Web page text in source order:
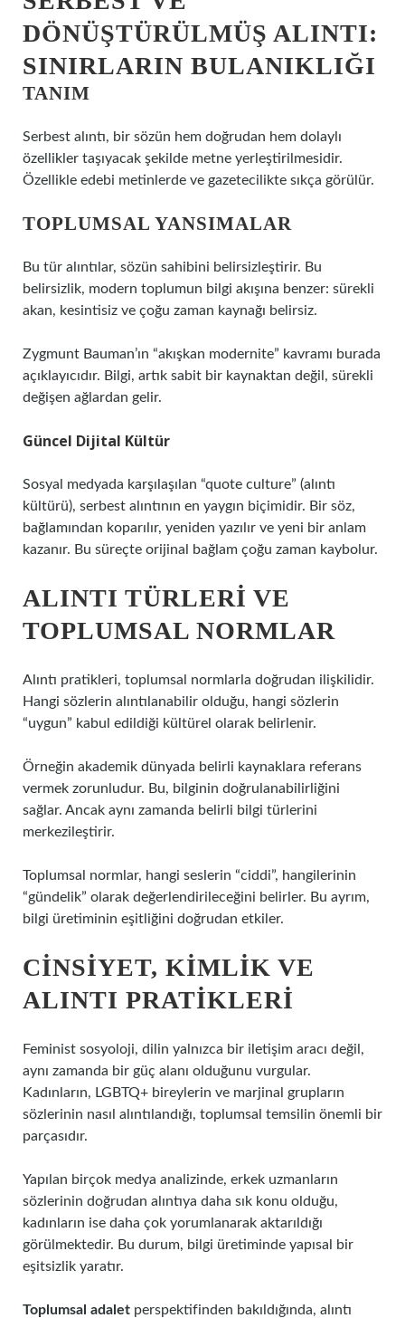
DÖNÜŞTÜRÜLMÜŞ ALINTI:
SINIRLARIN BULANIKLIĞI
TANIM
Serbest alıntı, bir sözün hem doğrudan hem dolaylı
özellikler taşıyacak şekilde metne yerleştirilmesidir.
Özellikle edebi metinlerde ve gazetecilikte sıkça görülür.
TOPLUMSAL YANSIMALAR
Bu tür alıntılar, sözün sahibini belirsizleştirir. Bu
belirsizlik, modern toplumun bilgi akışına benzer: sürekli
akan, kesintisiz ve çoğu zaman kaynağı belirsiz.
Zygmunt Bauman’ın “akışkan modernite” kavramı burada
açıklayıcıdır. Bilgi, artık sabit bir kaynaktan değil, sürekli
değişen ağlardan gelir.
Güncel Dijital Kültür
Sosyal medyada karşılaşılan “quote culture” (alıntı
kültürü), serbest alıntının en yaygın biçimidir. Bir söz,
bağlamından koparılır, yeniden yazılır ve yeni bir anlam
kazanır. Bu süreçte orijinal bağlam çoğu zaman kaybolur.
ALINTI TÜRLERI VE
TOPLUMSAL NORMLAR
Alıntı pratikleri, toplumsal normlarla doğrudan ilişkilidir.
Hangi sözlerin alıntılanabilir olduğu, hangi sözlerin
“uygun” kabul edildiği kültürel olarak belirlenir.
Örneğin akademik dünyada belirli kaynaklara referans
vermek zorunludur. Bu, bilginin doğrulanabilirliğini
sağlar. Ancak aynı zamanda belirli bilgi türlerini
merkezileştirir.
Toplumsal normlar, hangi seslerin “ciddi”, hangilerinin
“gündelik” olarak değerlendirileceğini belirler. Bu ayrım,
bilgi üretiminin eşitliğini doğrudan etkiler.
CINSIYET, KIMLIK VE
ALINTI PRATIKLERI
Feminist sosyoloji, dilin yalnızca bir iletişim aracı değil,
aynı zamanda bir güç alanı olduğunu vurgular.
Kadınların, LGBTQ+ bireylerin ve marjinal grupların
sözlerinin nasıl alıntılandığı, toplumsal temsilin önemli bir
parçasıdır.
Yapılan birçok medya analizinde, erkek uzmanların
sözlerinin doğrudan alıntıya daha sık konu olduğu,
kadınların ise daha çok yorumlanarak aktarıldığı
görülmektedir. Bu durum, bilgi üretiminde yapısal bir
eşitsizlik yaratır.
Toplumsal adalet perspektifinden bakıldığında, alıntı